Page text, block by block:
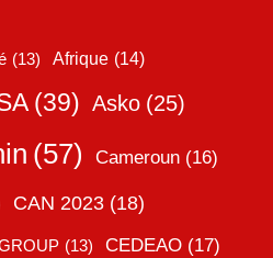
(13) Afrique (14)
(39) Asko (25)
(57) Cameroun (16)
CAN 2023 (18)
(13) CEDEAO (17)